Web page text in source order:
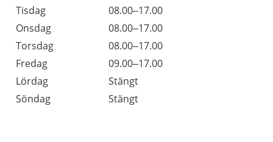
Tisdag
08.00–17.00
Onsdag
08.00–17.00
Torsdag
08.00–17.00
Fredag
09.00–17.00
Lördag
Stängt
Söndag
Stängt